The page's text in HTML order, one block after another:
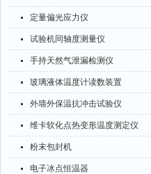
定量偏光应力仪
试验机同轴度测量仪
手持天然气泄漏检测仪
玻璃液体温度计读数装置
外墙外保温抗冲击试验仪
维卡软化点热变形温度测定仪
粉末包封机
电子冰点恒温器